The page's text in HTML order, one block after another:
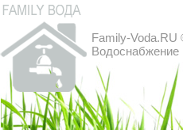
Family-Voda.RU
Водоснабжение